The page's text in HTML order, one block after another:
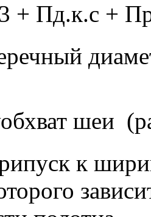
+ Пд.к.с +
шеи
к